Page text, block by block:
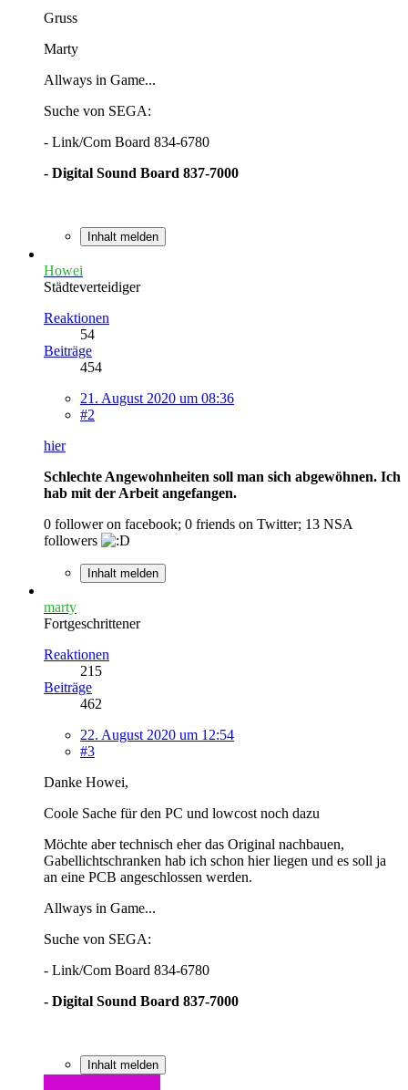
Gruss
Marty
Allways in Game...
Suche von SEGA:
- Link/Com Board 834-6780
- Digital Sound Board 837-7000
Inhalt melden
Howei
Städteverteidiger
Reaktionen
54
Beiträge
454
21. August 2020 um 08:36
#2
hier
Schlechte Angewohnheiten soll man sich abgewöhnen. Ich
hab mit der Arbeit angefangen.
0 follower on facebook; 0 friends on Twitter; 13 NSA
followers
Inhalt melden
marty
Fortgeschrittener
Reaktionen
215
Beiträge
462
22. August 2020 um 12:54
#3
Danke Howei,
Coole Sache für den PC und lowcost noch dazu
Möchte aber technisch eher das Original nachbauen,
Gabellichtschranken hab ich schon hier liegen und es soll ja
an eine PCB angeschlossen werden.
Allways in Game...
Suche von SEGA:
- Link/Com Board 834-6780
- Digital Sound Board 837-7000
Inhalt melden